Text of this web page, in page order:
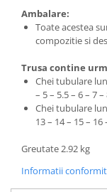
Ambalare:
Toate acestea
compozitie si
Trusa contine
Chei tubulare
– 5 – 5.5 – 6 – 7
Chei tubulare
13 – 14 – 15 –
Greutate 2.92 kg
Informatii